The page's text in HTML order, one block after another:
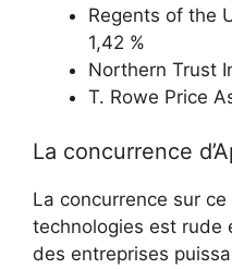
Regents of the
1,42 %
Northern Trust
T. Rowe Price
La concurrence
La concurrence sur
technologies est rude
des entreprises